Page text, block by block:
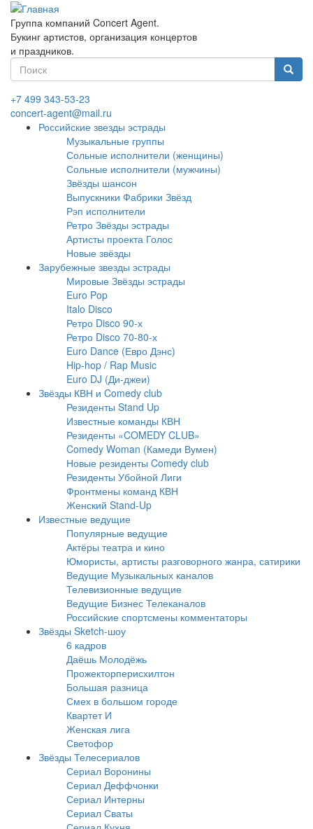
Перейти
основному
содержанию
Группа компаний Concert Agent.
Букинг артистов, организация концертов
и праздников.
Форма
поиска
+7 499 343-53-23
concert-agent@mail.ru
Российские звезды эстрады
Музыкальные группы
Сольные исполнители (женщины)
Сольные исполнители (мужчины)
Звёзды шансон
Выпускники Фабрики Звёзд
Рэп исполнители
Ретро Звёзды эстрады
Артисты проекта Голос
Новые звёзды
Зарубежные звезды эстрады
Мировые Звёзды эстрады
Euro Pop
Italo Disco
Ретро Disco 90-х
Ретро Disco 70-80-х
Euro Dance (Евро Дэнс)
Hip-hop / Rap Music
Euro DJ (Ди-джеи)
Звёзды КВН и Comedy club
Резиденты Stand Up
Известные команды КВН
Резиденты «COMEDY CLUB»
Comedy Woman (Камеди Вумен)
Новые резиденты Comedy club
Резиденты Убойной Лиги
Фронтмены команд КВН
Женский Stand-Up
Известные ведущие
Популярные ведущие
Актёры театра и кино
Юмористы, артисты разговорного жанра, сатирики
Ведущие Музыкальных каналов
Телевизионные ведущие
Ведущие Бизнес Телеканалов
Российские спортсмены комментаторы
Звёзды Sketch-шоу
6 кадров
Даёшь Молодёжь
Прожекторперисхилтон
Большая разница
Смех в большом городе
Квартет И
Женская лига
Светофор
Звёзды Телесериалов
Сериал Воронины
Сериал Деффчонки
Сериал Интерны
Сериал Сваты